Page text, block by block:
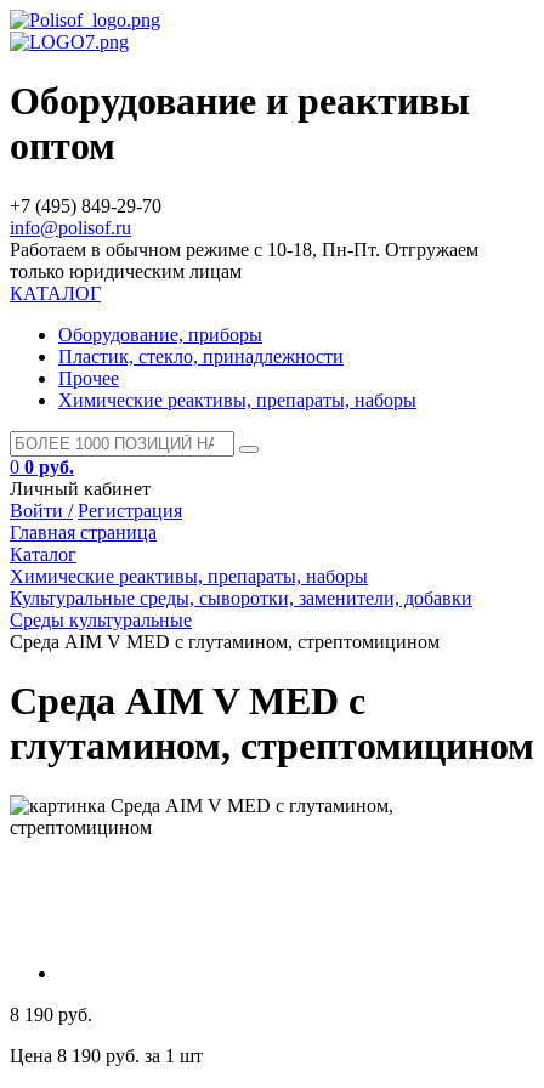
Оборудование и реактивы
оптом
+7 (495) 849-29-70
info@polisof.ru
Работаем в обычном режиме с 10-18, Пн-Пт. Отгружаем
только юридическим лицам
КАТАЛОГ
Оборудование, приборы
Пластик, стекло, принадлежности
Прочее
Химические реактивы, препараты, наборы
0 0 руб.
Личный кабинет
Войти / Регистрация
Главная страница
Каталог
Химические реактивы, препараты, наборы
Культуральные среды, сыворотки, заменители, добавки
Среды культуральные
Среда AIM V MED с глутамином, стрептомицином
Среда AIM V MED с
глутамином, стрептомицином
8 190 руб.
Цена 8 190 руб. за 1 шт